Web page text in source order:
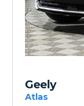
Geely
Atlas